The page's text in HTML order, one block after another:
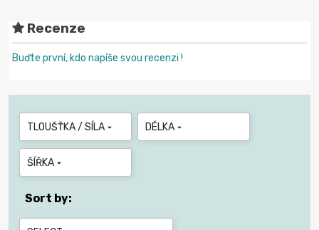
Recenze
Buďte první, kdo napíše svou recenzi !
TLOUŠŤKA / SÍLA  DÉLKA 
ŠÍŘKA 
Sort by: